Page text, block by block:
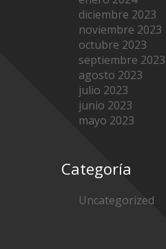
diciembre 2023
noviembre 2023
octubre 2023
septiembre 2023
agosto 2023
julio 2023
junio 2023
mayo 2023
Categoría
Uncategorized